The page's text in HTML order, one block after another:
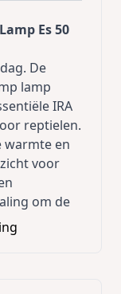
Es 50
De
lamp
IRA
reptielen.
warmte en
voor
om de
gele kleur